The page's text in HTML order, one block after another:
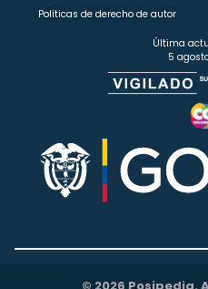
Políticas de derecho de autor
Última
5